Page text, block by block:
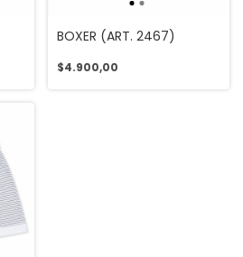
BOXER (ART. 2467)
$4.900,00